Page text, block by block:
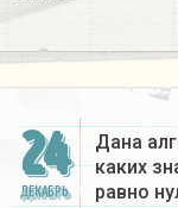
24
ДЕКАБРЬ
Дана
каких
равно